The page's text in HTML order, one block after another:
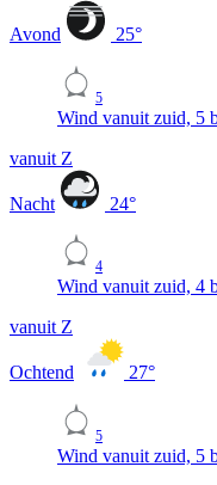
Avond 25°
5
Wind vanuit zuid, 5
vanuit Z
Nacht 24°
4
Wind vanuit zuid, 4
vanuit Z
Ochtend 27°
5
Wind vanuit zuid, 5